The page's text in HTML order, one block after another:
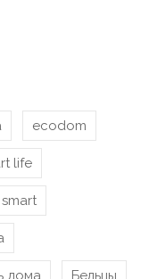
ecodom
life
дома Бельцы